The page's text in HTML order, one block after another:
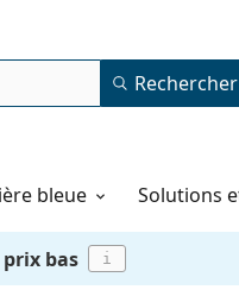
Rechercher
bleue Solutions
prix bas i